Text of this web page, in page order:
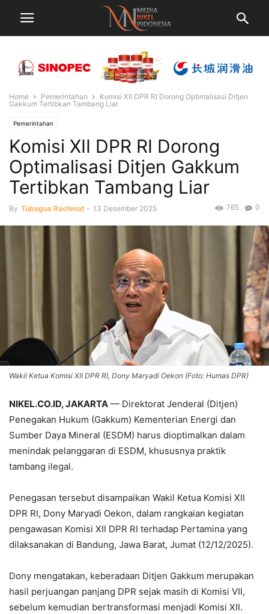
Home Pemerintahan
Komisi XII DPR RI Dorong Optimalisasi Ditjen
Gakkum Tertibkan Tambang Liar
Pemerintahan
Komisi XII DPR RI Dorong
Optimalisasi Ditjen Gakkum
Tertibkan Tambang Liar
By Tubagus Rachmat - 13 Desember 2025 0
765
Wakil Ketua Komisi XII DPR RI, Dony Maryadi Oekon (Foto: Humas DPR)
NIKEL.CO.ID, JAKARTA — Direktorat Jenderal (Ditjen)
Penegakan Hukum (Gakkum) Kementerian Energi dan
Sumber Daya Mineral (ESDM) harus dioptimalkan dalam
menindak pelanggaran di ESDM, khususnya praktik
tambang ilegal.
Penegasan tersebut disampaikan Wakil Ketua Komisi XII
DPR RI, Dony Maryadi Oekon, dalam rangkaian kegiatan
pengawasan Komisi XII DPR RI terhadap Pertamina yang
dilaksanakan di Bandung, Jawa Barat, Jumat (12/12/2025).
Dony mengatakan, keberadaan Ditjen Gakkum merupakan
hasil perjuangan panjang DPR sejak masih di Komisi VII,
sebelum kemudian bertransformasi menjadi Komisi XII.